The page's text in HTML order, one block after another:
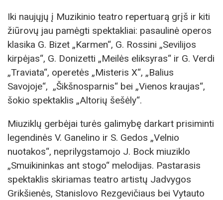
Iki naujųjų į Muzikinio teatro repertuarą grįš ir kiti
žiūrovų jau pamėgti spektakliai: pasaulinė operos
klasika G. Bizet „Karmen“, G. Rossini „Sevilijos
kirpėjas“, G. Donizetti „Meilės eliksyras“ ir G. Verdi
„Traviata“, operetės „Misteris X“, „Balius
Savojoje“, „Šikšnosparnis“ bei „Vienos kraujas“,
šokio spektaklis „Altorių šešėly“.
Miuziklų gerbėjai turės galimybę darkart prisiminti
legendinės V. Ganelino ir S. Gedos „Velnio
nuotakos“, neprilygstamojo J. Bock miuziklo
„Smuikininkas ant stogo“ melodijas. Pastarasis
spektaklis skiriamas teatro artistų Jadvygos
Grikšienės, Stanislovo Rezgevičiaus bei Vytauto